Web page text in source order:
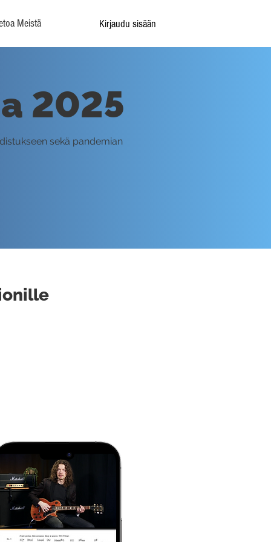
Meistä Kirjaudu sisään
2025
sekä pandemian